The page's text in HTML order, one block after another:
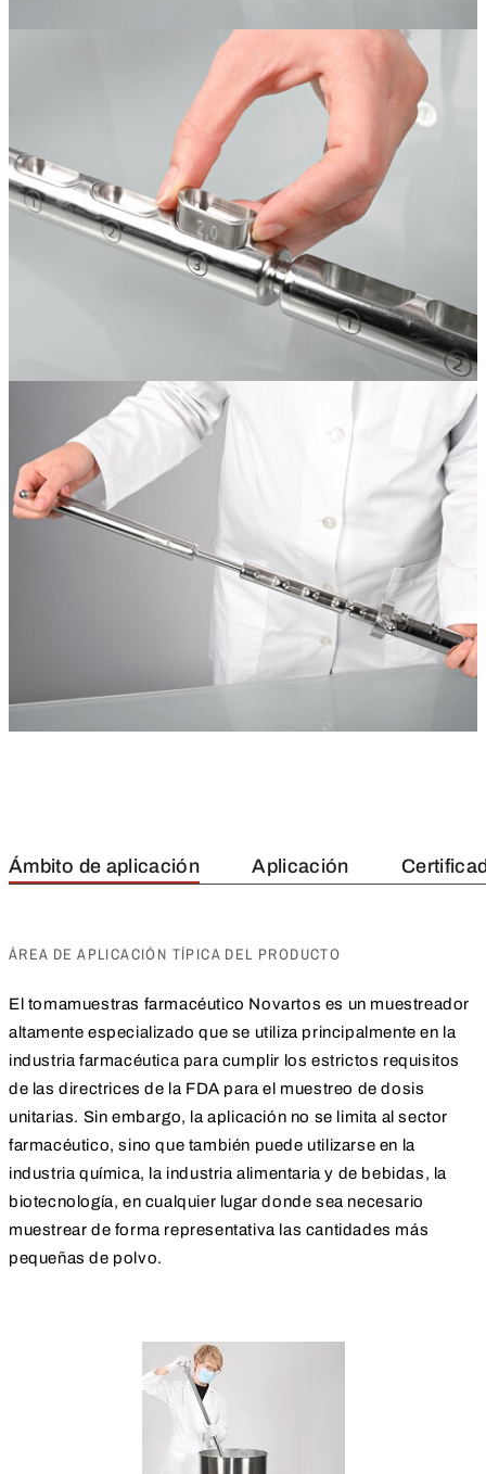
Ámbito de aplicación Aplicación
ÁREA DE APLICACIÓN TÍPICA DEL PRODUCTO
El tomamuestras farmacéutico Novartos es un muestreador
altamente especializado que se utiliza principalmente en la
industria farmacéutica para cumplir los estrictos requisitos
de las directrices de la FDA para el muestreo de dosis
unitarias. Sin embargo, la aplicación no se limita al sector
farmacéutico, sino que también puede utilizarse en la
industria química, la industria alimentaria y de bebidas, la
biotecnología, en cualquier lugar donde sea necesario
muestrear de forma representativa las cantidades más
pequeñas de polvo.